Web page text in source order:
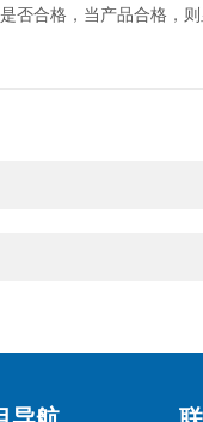
格，当产品合格，则显